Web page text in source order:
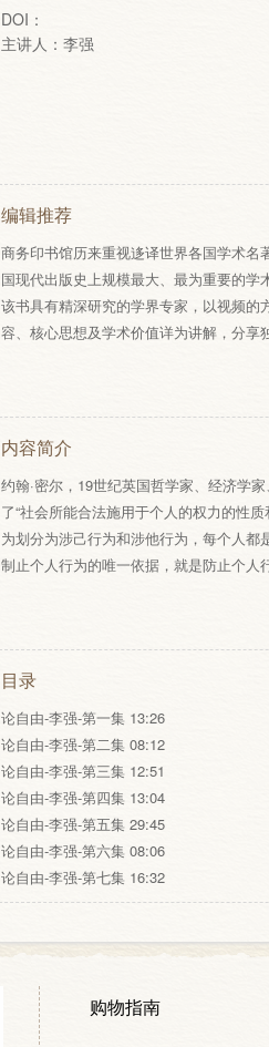
DOI：
主讲人：李强
编辑推荐
商务印书馆历来重视迻译世界各国学术名
国现代出版史上规模最大、最为重要的学
该书具有精深研究的学界专家，以视频的
容、核心思想及学术价值详为讲解，分享
内容简介
约翰·密尔，19世纪英国哲学家、经济学
了“社会所能合法施用于个人的权力的性
为划分为涉己行为和涉他行为，每个人
制止个人行为的唯一依据，就是防止个人
目录
论自由-李强-第一集 13:26
论自由-李强-第二集 08:12
论自由-李强-第三集 12:51
论自由-李强-第四集 13:04
论自由-李强-第五集 29:45
论自由-李强-第六集 08:06
论自由-李强-第七集 16:32
购物指南